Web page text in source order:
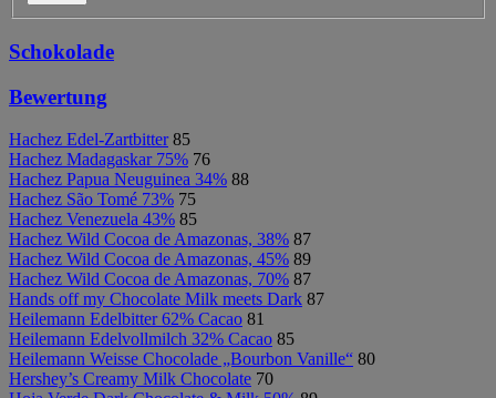
Schokolade
Bewertung
Hachez Edel-Zartbitter 85
Hachez Madagaskar 75% 76
Hachez Papua Neuguinea 34% 88
Hachez São Tomé 73% 75
Hachez Venezuela 43% 85
Hachez Wild Cocoa de Amazonas, 38% 87
Hachez Wild Cocoa de Amazonas, 45% 89
Hachez Wild Cocoa de Amazonas, 70% 87
Hands off my Chocolate Milk meets Dark 87
Heilemann Edelbitter 62% Cacao 81
Heilemann Edelvollmilch 32% Cacao 85
Heilemann Weisse Chocolade „Bourbon Vanille“ 80
Hershey’s Creamy Milk Chocolate 70